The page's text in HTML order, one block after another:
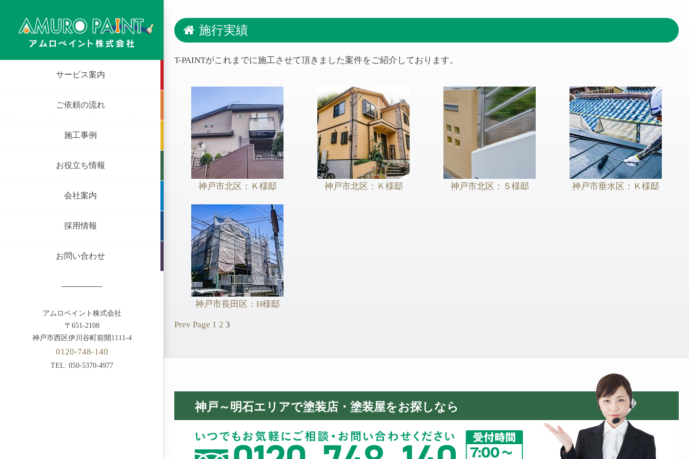
サービス案内
ご依頼の流れ
施工事例
お役立ち情報
会社案内
採用情報
お問い合わせ
アムロペイント株式会社
〒651-2108
神戸市西区伊川谷町前開1111-4
0120-748-140
TEL: 050-5370-4977
施行実績
T-PAINTがこれまでに施工させて頂きました案件をご紹介しております。
神戸市北区：Ｋ様邸 神戸市北区：Ｋ様邸 神戸市北区：Ｓ様邸 神戸市垂水区：Ｋ様邸
神戸市長田区：H様邸
投
ビ
Prev Page 1 2 3
神戸～明石エリアで塗装店・塗装屋をお探しなら